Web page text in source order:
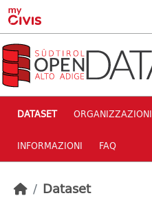
Skip to main content
DATASET ORGANIZZAZIONI
INFORMAZIONI FAQ
Dataset